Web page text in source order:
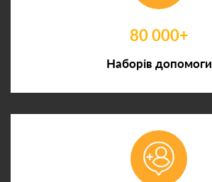
80 000+
Наборів допомоги